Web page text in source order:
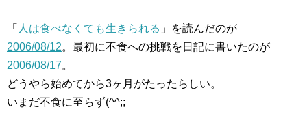
「 人は食べなくても生きられる 」を読んだのが
2006/08/12。最初に不食への挑戦を日記に書いたのが
2006/08/17。
どうやら始めてから3ヶ月がたったらしい。
いまだ不食に至らず(^^;;